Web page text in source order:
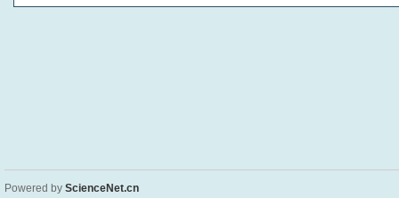
Powered by ScienceNet.cn